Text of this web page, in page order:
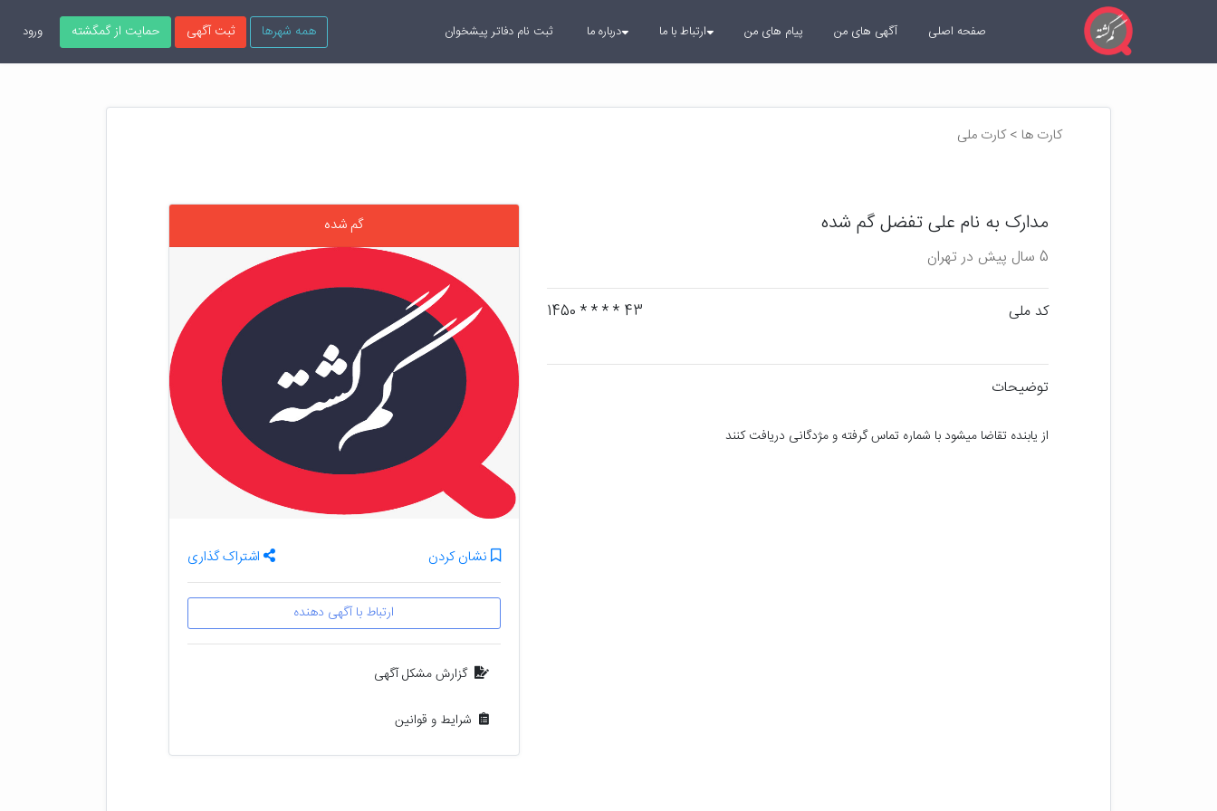
همه شهرها ثبت آگهی حمایت از گمگشته ورود صفحه اصلی آگهی های من پیام های من ارتباط با ما درباره ما ثبت نام دفاتر پیشخوان
کارت ها > کارت ملی
مدارک به نام علی تفضل گم شده
5 سال پیش در تهران
کد ملی 43 * * * * 1450
توضیحات
از یابنده تقاضا میشود با شماره تماس گرفته و مژدگانی دریافت کنند
گم شده
نشان کردن اشتراک گذاری
ارتباط با آگهی دهنده
گزارش مشکل آگهی
شرایط و قوانین